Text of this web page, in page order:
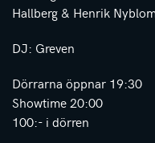
Hallberg & Henrik
DJ: Greven
Dörrarna öppnar 19:30
Showtime 20:00
100:- i dörren